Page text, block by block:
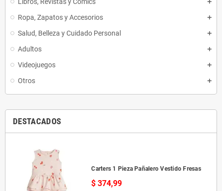
Ropa, Zapatos y Accesorios
Salud, Belleza y Cuidado Personal
Adultos
Videojuegos
Otros
DESTACADOS
Carters 1 Pieza Pañalero Vestido Fresas
$ 374,99